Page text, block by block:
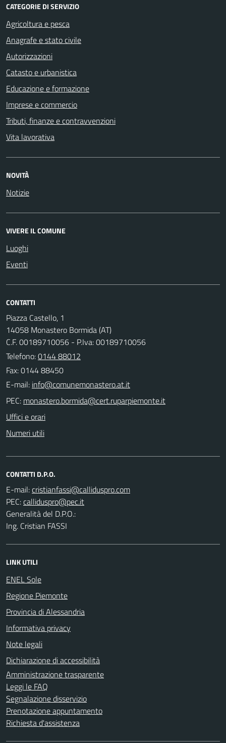
CATEGORIE DI SERVIZIO
Agricoltura e pesca
Anagrafe e stato civile
Autorizzazioni
Catasto e urbanistica
Educazione e formazione
Imprese e commercio
Tributi, finanze e contravvenzioni
Vita lavorativa
NOVITÀ
Notizie
VIVERE IL COMUNE
Luoghi
Eventi
CONTATTI
Piazza Castello, 1
14058 Monastero Bormida (AT)
C.F. 00189710056 - P.Iva: 00189710056
Telefono:0144 88012
Fax: 0144 88450
E-mail:
PEC:
Uffici e orari
Numeri utili
CONTATTI D.P.O.
E-mail:
PEC:
Generalità del D.P.O.:
Ing. Cristian FASSI
LINK UTILI
ENEL Sole
Regione Piemonte
Provincia di Alessandria
Informativa privacy
Note legali
Dichiarazione di accessibilità
Amministrazione trasparente
Leggi le FAQ
Segnalazione disservizio
Prenotazione appuntamento
Richiesta d'assistenza